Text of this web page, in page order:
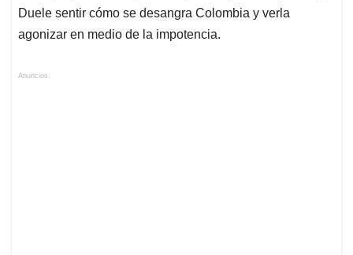
Duele sentir cómo se desangra Colombia y verla
agonizar en medio de la impotencia.
Anuncios.